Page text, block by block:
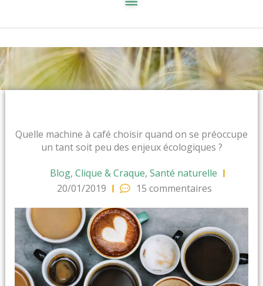
Quelle machine à café choisir quand on se préoccupe
un tant soit peu des enjeux écologiques ?
Blog, Clique & Craque, Santé naturelle
20/01/2019
15 commentaires